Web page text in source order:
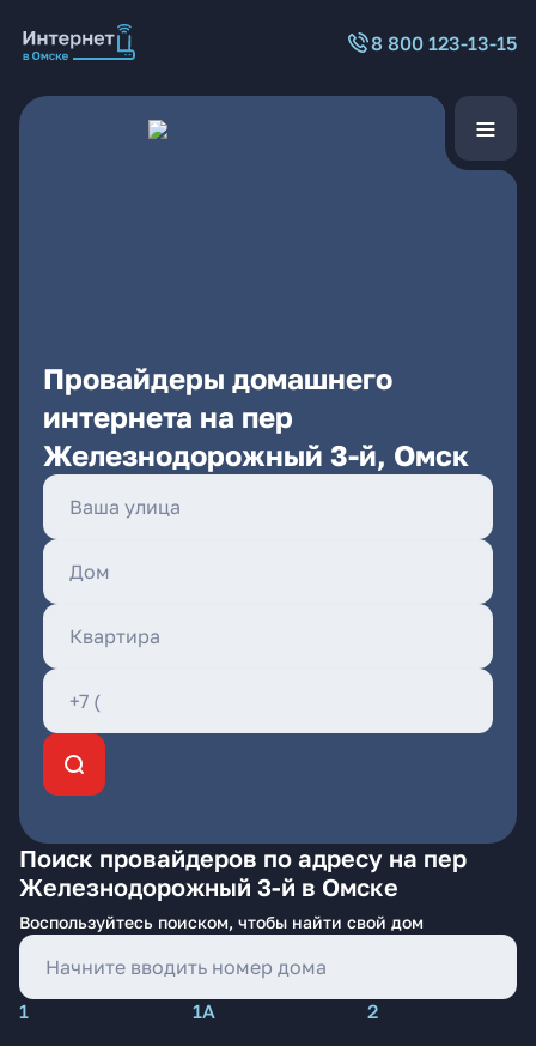
8 800 123-13-15
Провайдеры домашнего
интернета на пер
Железнодорожный 3-й, Омск
Поиск провайдеров по адресу на пер
Железнодорожный 3-й в Омске
Воспользуйтесь поиском, чтобы найти свой дом
1 1А
2